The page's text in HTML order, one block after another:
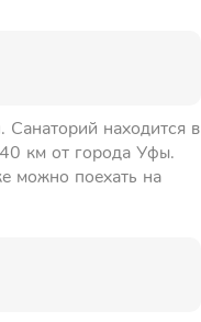
Санаторий находится в
км от города Уфы.
можно поехать на